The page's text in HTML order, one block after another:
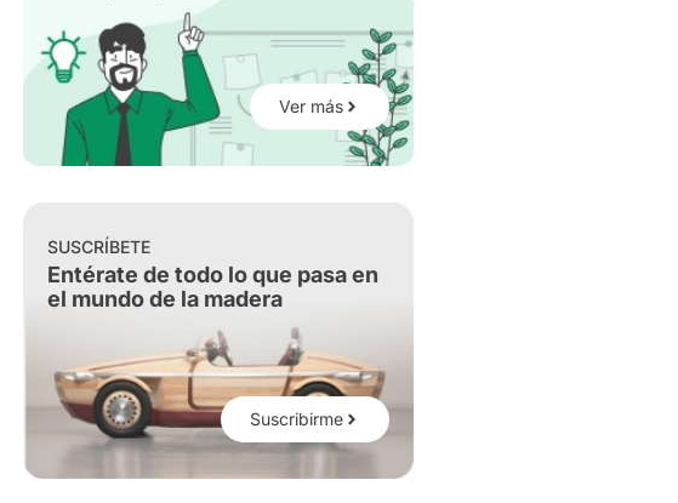
Ver más
SUSCRÍBETE
Entérate de todo lo que pasa en
el mundo de la madera
Suscribirme